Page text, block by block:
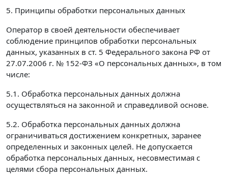
5. Принципы обработки персональных данных
Оператор в своей деятельности обеспечивает
соблюдение принципов обработки персональных
данных, указанных в ст. 5 Федерального закона РФ от
27.07.2006 г. № 152-ФЗ «О персональных данных», в том
числе:
5.1. Обработка персональных данных должна
осуществляться на законной и справедливой основе.
5.2. Обработка персональных данных должна
ограничиваться достижением конкретных, заранее
определенных и законных целей. Не допускается
обработка персональных данных, несовместимая с
целями сбора персональных данных.